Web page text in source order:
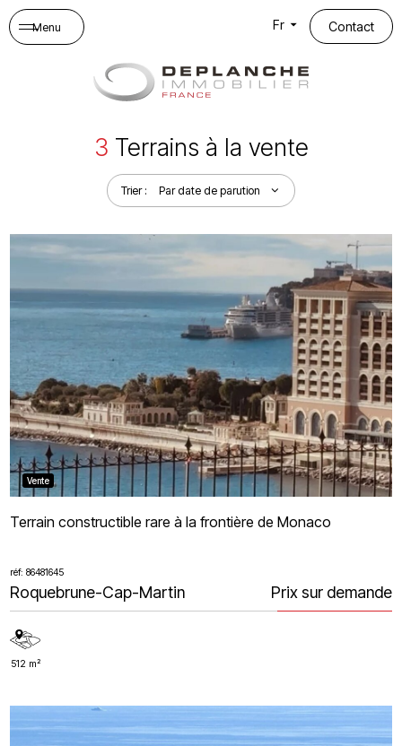
Menu Fr Contact
3 Terrains à la vente
Trier : Par date de parution
Vente
Terrain constructible rare à la frontière de Monaco
réf: 86481645
Prix sur demande
Roquebrune-Cap-Martin
512 m²